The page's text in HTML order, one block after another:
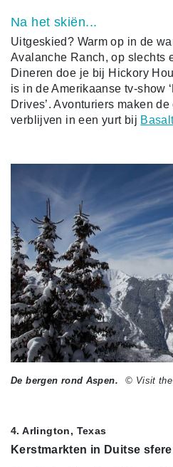
Na het skiën...
Uitgeskied? Warm op in de
Avalanche Ranch, op slechts
Dineren doe je bij Hickory
is in de Amerikaanse tv-show
Drives’. Avonturiers maken
verblijven in een yurt bij
De bergen rond Aspen. © Visit the
4. Arlington, Texas
Kerstmarkten in Duitse